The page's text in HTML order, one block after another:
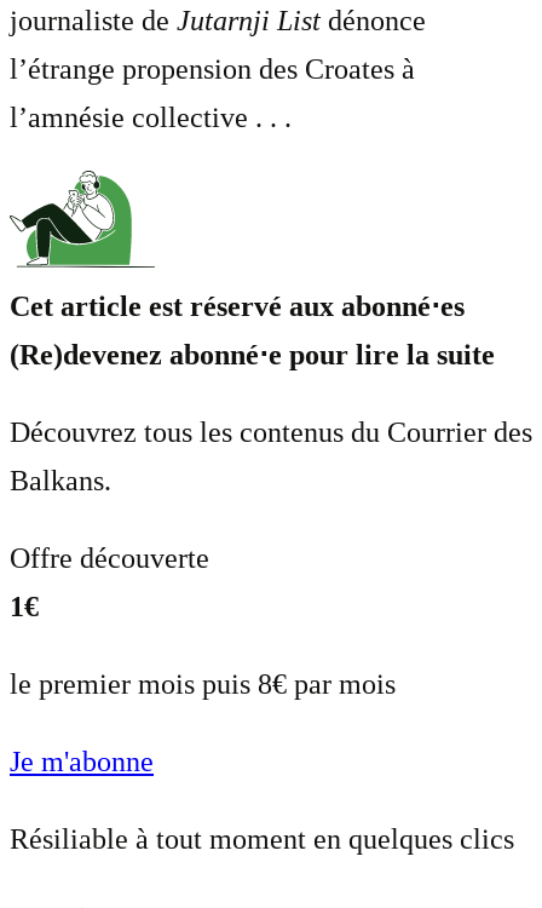
journaliste de Jutarnji List dénonce
l’étrange propension des Croates à
l’amnésie collective . . .
Cet article est réservé aux abonné⋅es
(Re)devenez abonné⋅e pour lire la suite
Découvrez tous les contenus du Courrier des
Balkans.
Offre découverte
1€
le premier mois puis 8€ par mois
Je m'abonne
Résiliable à tout moment en quelques clics